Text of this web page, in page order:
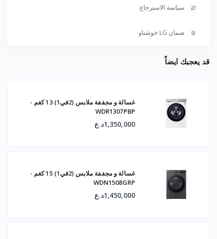
سياسة الاسترجاع
ضمان LG خوشناو
قد يعجبك ايضاً
غسالة و مجففة ملابس (2في1) 13 كغم -
WDR1307PBP
1,350,000د.ع
غسالة و مجففة ملابس (2في1) 15 كغم -
WDN1508GRP
1,450,000د.ع